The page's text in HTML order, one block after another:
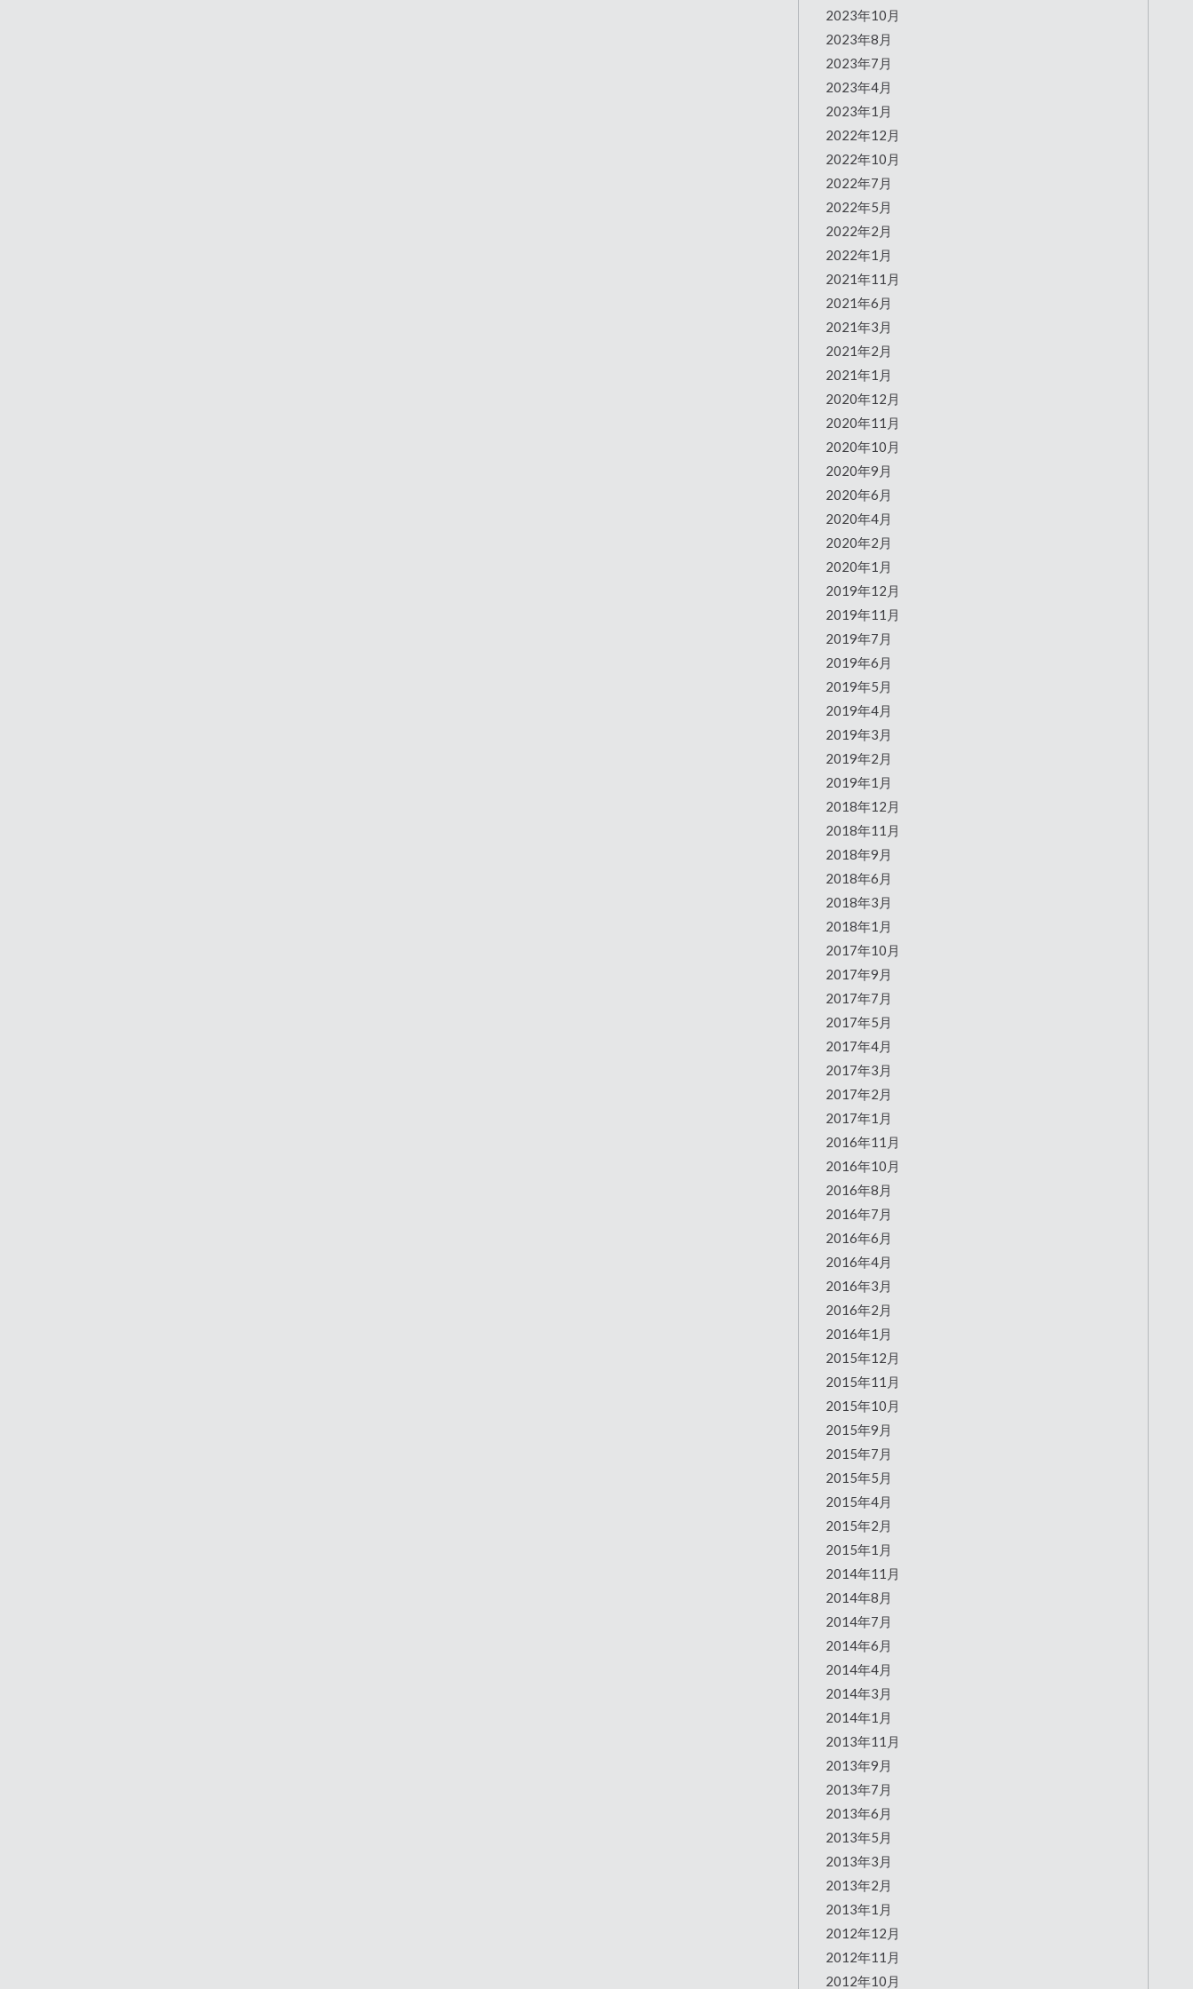
2023年10月
2023年8月
2023年7月
2023年4月
2023年1月
2022年12月
2022年10月
2022年7月
2022年5月
2022年2月
2022年1月
2021年11月
2021年6月
2021年3月
2021年2月
2021年1月
2020年12月
2020年11月
2020年10月
2020年9月
2020年6月
2020年4月
2020年2月
2020年1月
2019年12月
2019年11月
2019年7月
2019年6月
2019年5月
2019年4月
2019年3月
2019年2月
2019年1月
2018年12月
2018年11月
2018年9月
2018年6月
2018年3月
2018年1月
2017年10月
2017年9月
2017年7月
2017年5月
2017年4月
2017年3月
2017年2月
2017年1月
2016年11月
2016年10月
2016年8月
2016年7月
2016年6月
2016年4月
2016年3月
2016年2月
2016年1月
2015年12月
2015年11月
2015年10月
2015年9月
2015年7月
2015年5月
2015年4月
2015年2月
2015年1月
2014年11月
2014年8月
2014年7月
2014年6月
2014年4月
2014年3月
2014年1月
2013年11月
2013年9月
2013年7月
2013年6月
2013年5月
2013年3月
2013年2月
2013年1月
2012年12月
2012年11月
2012年10月